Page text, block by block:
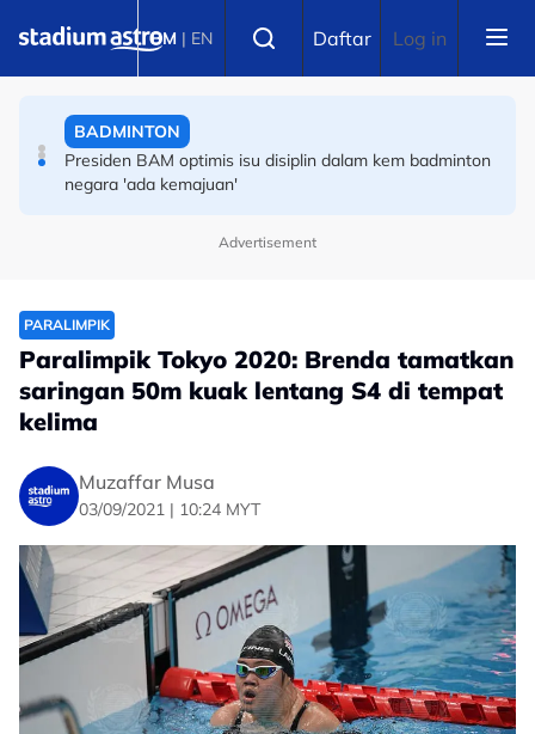
BM | EN Daftar Log in
‘Kita tidak boleh terlalu bangga’ -- Pekan Ramli ingatkan
BADMINTON
Presiden BAM optimis isu disiplin dalam kem badminton
negara 'ada kemajuan'
Advertisement
PARALIMPIK
Paralimpik Tokyo 2020: Brenda tamatkan
saringan 50m kuak lentang S4 di tempat
kelima
Muzaffar Musa
03/09/2021 | 10:24 MYT